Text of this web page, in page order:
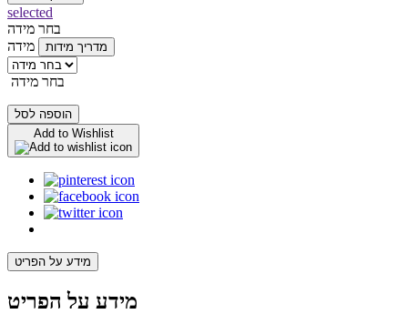
selected
בחר מידה
מידה
מדריך מידות
בחר מידה
הוספה לסל
Add to Wishlist
מידע על הפריט
מידע על הפריט